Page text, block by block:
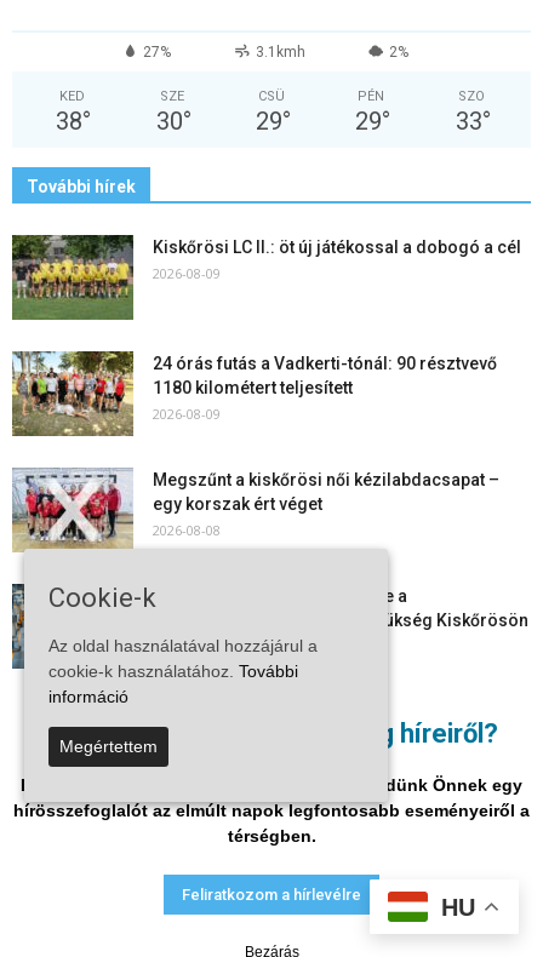
Nem akar lemaradni a térség híreiről?
Iratkozzon fel hírlevelükre, és mi hetente küldünk Önnek egy
hírösszefoglalót az elmúlt napok legfontosabb eseményeiről a
térségben.
Feliratkozom a hírlevélre
Bezárás
27% 3.1kmh 2%
KED
38°
SZE
30°
CSÜ
29°
PÉN
29°
SZO
33°
További hírek
Kiskőrösi LC II.: öt új játékossal a dobogó a cél
2026-08-09
24 órás futás a Vadkerti-tónál: 90 résztvevő
1180 kilométert teljesített
2026-08-09
Megszűnt a kiskőrösi női kézilabdacsapat –
egy korszak ért véget
2026-08-08
Aktuális állásajánlatok: ezekre a
munkavállalókra van most szükség Kiskőrösön
és a...
2026-08-07
Vitézy Dávid: már ősszel újraindulhat a
személyszállítás a Budapest–Belgrád
vasútvonalon
Adatvédelmi nyilatkozat Médiaajánlat Impresszum
HU
Cookie-k
Az oldal használatával hozzájárul a
cookie-k használatához. További
információ
Megértettem